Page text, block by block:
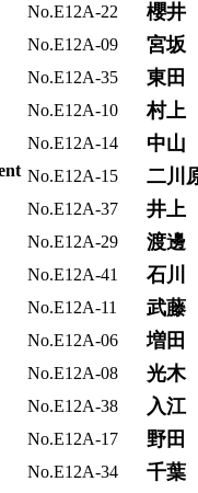
No.E12A-22 櫻井
No.E12A-09 宮坂
No.E12A-35 東田
No.E12A-10 村上
No.E12A-14 中山
No.E12A-15 二川
No.E12A-37 井上
No.E12A-29 渡
No.E12A-41 石川
No.E12A-11 武藤
No.E12A-06 増田
No.E12A-08 光木
No.E12A-38 入江
No.E12A-17 野田
No.E12A-34 千葉